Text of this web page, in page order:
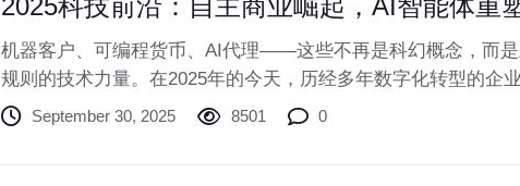
2025科技前沿：自主商业崛起，AI智能体重
机器客户、可编程货币、AI代理——这些不再是科幻概念，而
规则的技术力量。在2025年的今天，历经多年数字化转型的企
人工智能与自动化的深度融合不再局限于优化流程，而是开启了
September 30, 2025 8501 0